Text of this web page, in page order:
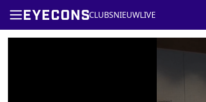
CLUBSNIEUWLIVE